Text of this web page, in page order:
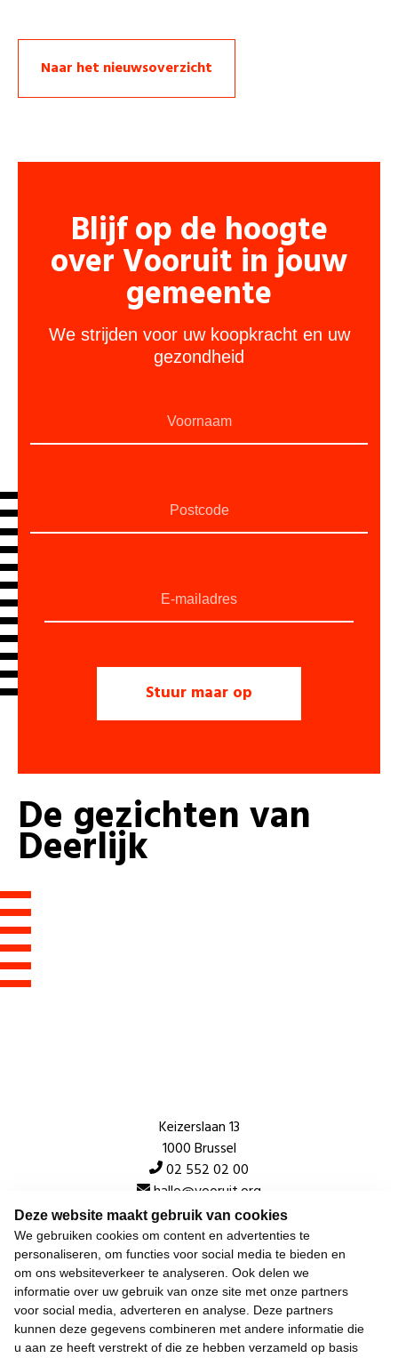
Deze website maakt gebruik van cookies
We gebruiken cookies om content en advertenties te
personaliseren, om functies voor social media te bieden en
om ons websiteverkeer te analyseren. Ook delen we
informatie over uw gebruik van onze site met onze partners
voor social media, adverteren en analyse. Deze partners
kunnen deze gegevens combineren met andere informatie die
u aan ze heeft verstrekt of die ze hebben verzameld op basis
Naar het nieuwsoverzicht
Blijf op de hoogte
over Vooruit in jouw
gemeente
We strijden voor uw koopkracht en uw
gezondheid
De gezichtenvan
Deerlijk
Keizerslaan 13
1000 Brussel
02 552 02 00
hallo@vooruit.org
Snel
Over de beweging
Algemeen